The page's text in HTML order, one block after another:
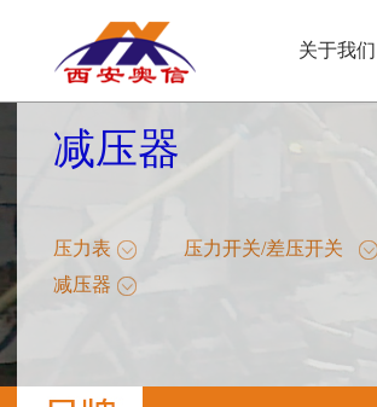
关于我们
关于我们
减压器
压力表 压力开关/差压开关
减压器